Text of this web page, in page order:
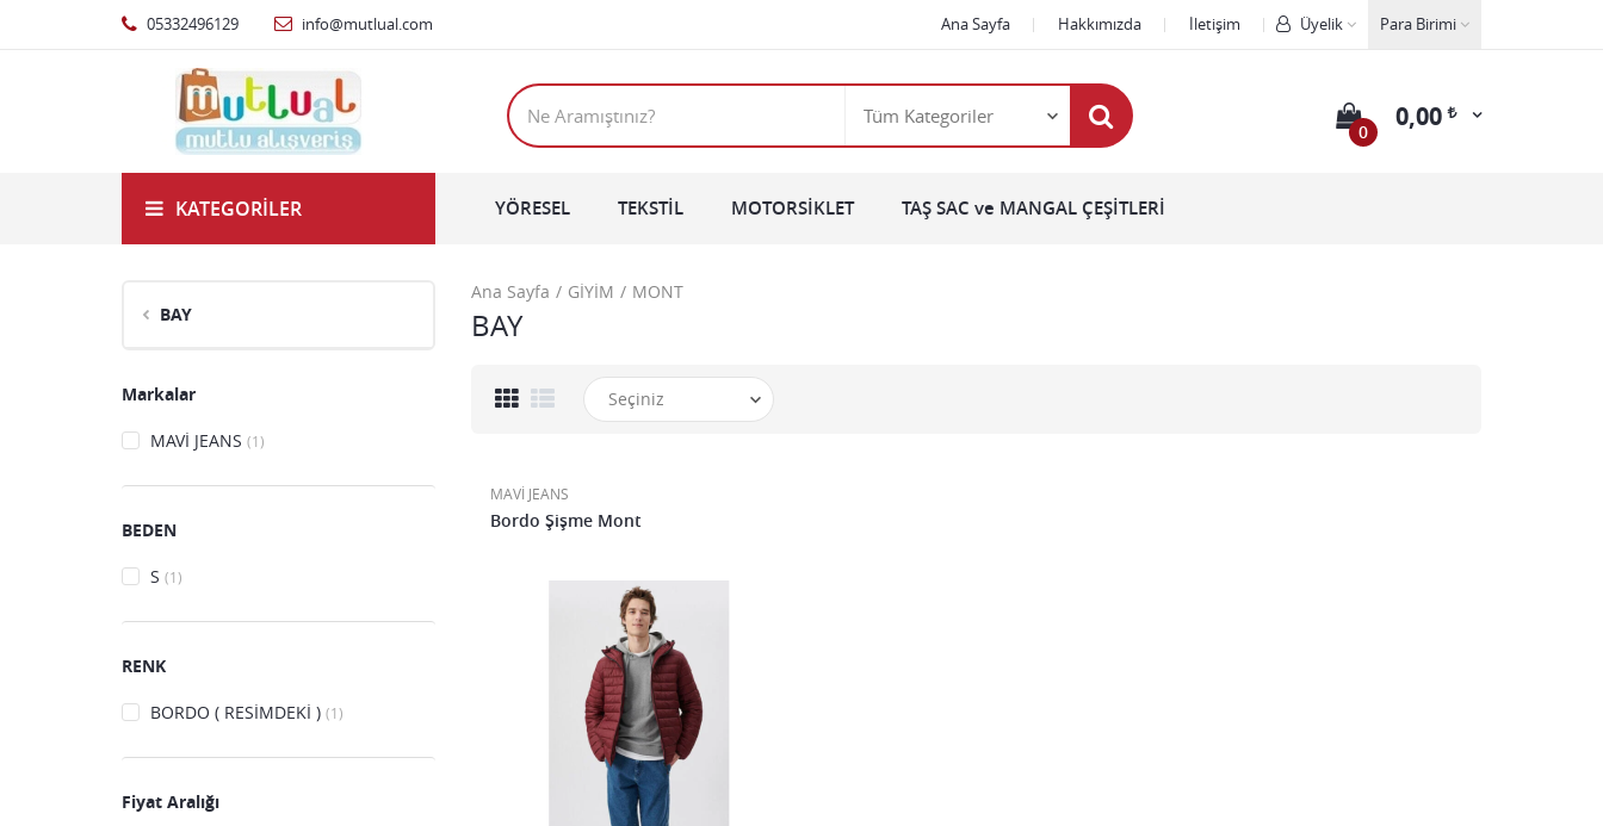
05332496129 info@mutlual.com Para Birimi
Üyelik
Ana Sayfa Hakkımızda İletişim
0 0,00
KATEGORILER YÖRESEL TEKSTİL MOTORSİKLET TAŞ SAC ve MANGAL ÇEŞİTLERİ
BAY
Markalar
MAVİ JEANS (1)
BEDEN
S (1)
RENK
BORDO ( RESİMDEKİ ) (1)
Fiyat Aralığı
Ana Sayfa GİYİM MONT
BAY
MAVİ JEANS
Bordo Şişme Mont